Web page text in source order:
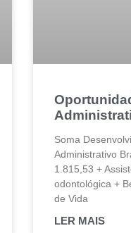
Soma
Administrativo
1.815,53 +
odontológica +
de Vida
LER MAIS